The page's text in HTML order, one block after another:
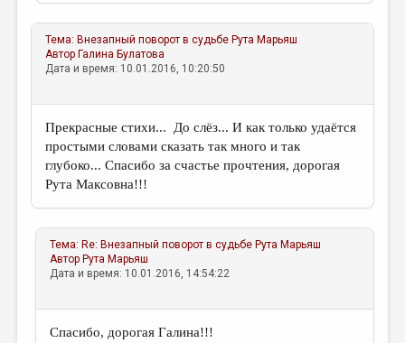
Тема: Внезапный поворот в судьбе Рута Марьяш
Автор Галина Булатова
Дата и время: 10.01.2016, 10:20:50
Прекрасные стихи... До слёз... И как только удаётся
простыми словами сказать так много и так
глубоко... Спасибо за счастье прочтения, дорогая
Рута Максовна!!!
Тема: Re: Внезапный поворот в судьбе Рута Марьяш
Автор Рута Марьяш
Дата и время: 10.01.2016, 14:54:22
Спасибо, дорогая Галина!!!